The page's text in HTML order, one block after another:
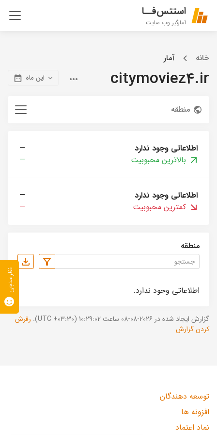
استتس‌فــا
آمارگیر وب سایت
خانه آمار
citymoviez4.ir این ماه
منطقه
اطلاعاتی وجود ندارد
—
بالاترین محبوبیت
—
اطلاعاتی وجود ندارد
—
کمترین محبوبیت
—
منطقه
اطلاعاتی وجود ندارد.
گزارش ایجاد شده در 2026-08-08 ساعت 10:29:02 (UTC +03:30).
رفرش
کردن گزارش
توسعه دهندگان
افزونه ها
نماد اعتماد
نظرسنجی